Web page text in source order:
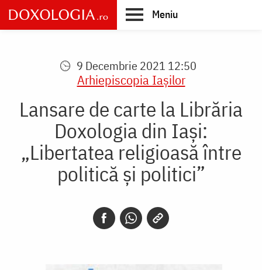
Skip
to
main
Meniu
9 Decembrie 2021 12:50
Arhiepiscopia Iaşilor
Lansare de carte la Librăria
Doxologia din Iași:
„Libertatea religioasă între
politică și politici”